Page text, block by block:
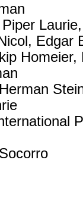
Edgar
Homeier,